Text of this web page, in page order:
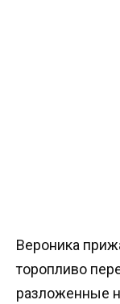
Вероника
торопливо
разложенные